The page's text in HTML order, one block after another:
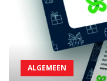
ALGEMEEN